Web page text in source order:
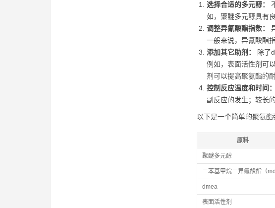
选择合适的多元醇：
如，聚醚多元醇具有
调整异氰酸酯指数：
一般来说，异氰酸酯
添加其它助剂：
除了
例如，表面活性剂可
剂可以提高聚氨酯的
控制反应温度和时间：
副反应的发生；较长
以下是一个简单的聚氨酯
原料
聚醚多元醇
二苯基甲烷二异氰酸酯（
dmea
表面活性剂